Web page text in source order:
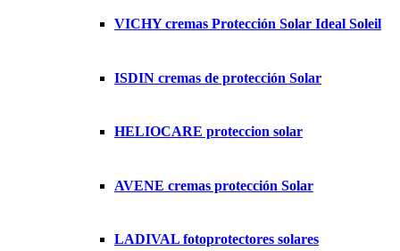
VICHY cremas Protección Solar Ideal Soleil
ISDIN cremas de protección Solar
HELIOCARE proteccion solar
AVENE cremas protección Solar
LADIVAL fotoprotectores solares